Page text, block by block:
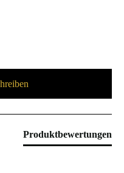
Produktbewertungen